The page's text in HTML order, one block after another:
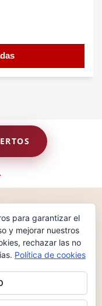
MÚSICA
de empresas
Aragonesescon
para garantizar el
y mejorar nuestros
rechazar las no
Política de cookies